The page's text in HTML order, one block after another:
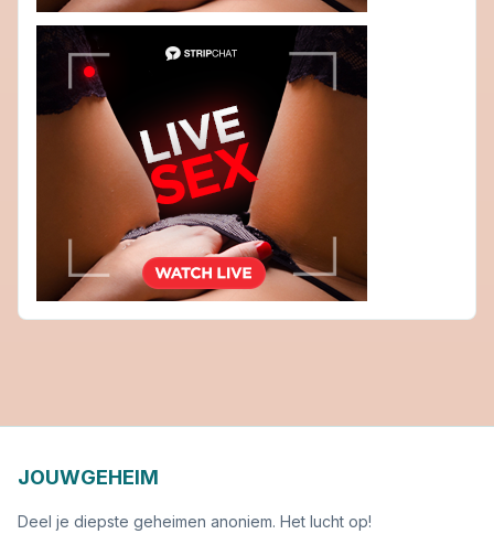
JOUWGEHEIM
Deel je diepste geheimen anoniem. Het lucht op!